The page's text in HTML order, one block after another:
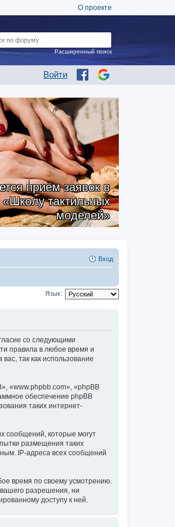
О проекте
Войти
Расширенный поиск
приём заявок в
«Школу тактильных
моделей»
Вход
Язык:
со следующими
правила в любое время и
так как использование
«www.phpbb.com», «phpBB
обеспечение phpBB
таких интернет-
сообщений, которые могут
размещения таких
IP-адреса всех сообщений
время по своему усмотрению.
разрешения, ни
доступу к ней.